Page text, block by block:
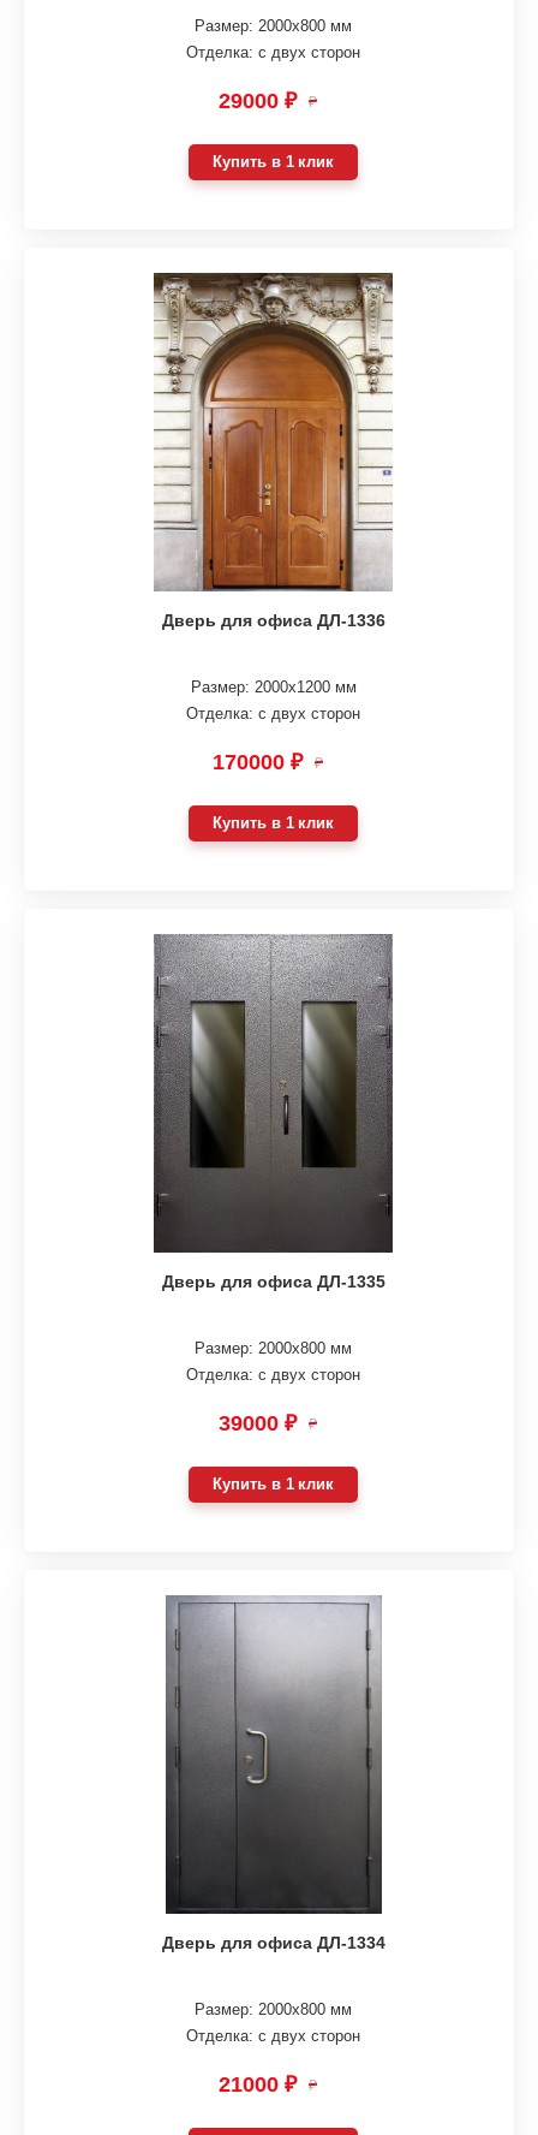
Размер: 2000х800 мм
Отделка: с двух сторон
29000 ₽ ₽
Купить в 1 клик
Дверь для офиса ДЛ-1336
Размер: 2000х1200 мм
Отделка: с двух сторон
170000 ₽ ₽
Купить в 1 клик
Дверь для офиса ДЛ-1335
Размер: 2000х800 мм
Отделка: с двух сторон
39000 ₽ ₽
Купить в 1 клик
Дверь для офиса ДЛ-1334
Размер: 2000х800 мм
Отделка: с двух сторон
21000 ₽ ₽